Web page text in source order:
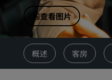
中国附属品牌
查看图片
概述 客房